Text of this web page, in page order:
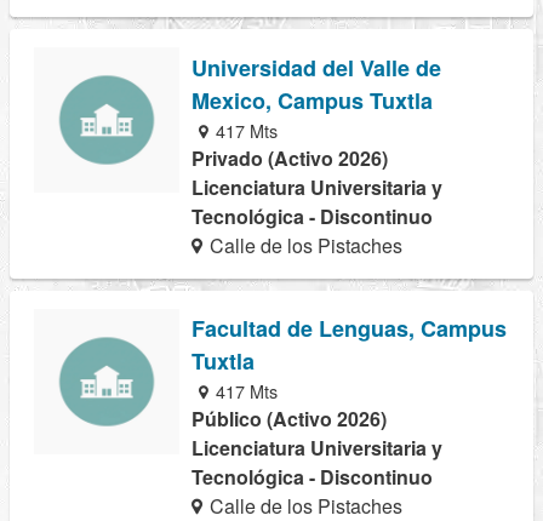
Universidad del Valle de
Mexico, Campus Tuxtla
417 Mts
Privado (Activo 2026)
Licenciatura Universitaria y
Tecnológica - Discontinuo
Calle de los Pistaches
Facultad de Lenguas, Campus
Tuxtla
417 Mts
Público (Activo 2026)
Licenciatura Universitaria y
Tecnológica - Discontinuo
Calle de los Pistaches